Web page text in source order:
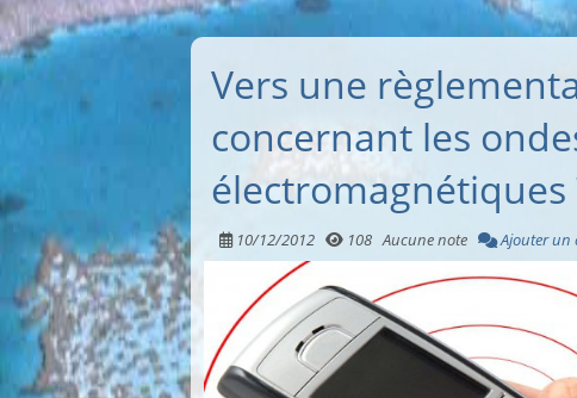
Vers une
concernant les
électromagnétiques
10/12/2012 108 Aucune note Ajouter un